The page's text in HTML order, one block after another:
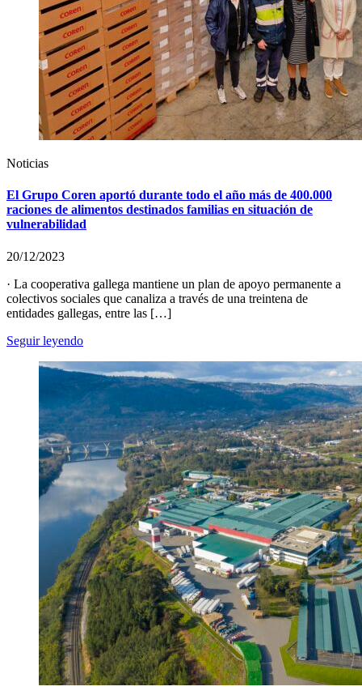
Noticias
El Grupo Coren aportó durante todo el año más de 400.000
raciones de alimentos destinados familias en situación de
vulnerabilidad
20/12/2023
· La cooperativa gallega mantiene un plan de apoyo permanente a
colectivos sociales que canaliza a través de una treintena de
entidades gallegas, entre las […]
Seguir leyendo